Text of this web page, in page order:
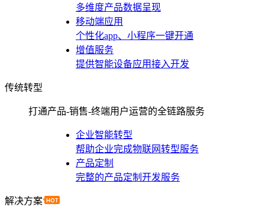
多维度产品数据呈现
移动端应用
个性化app、小程序一键开通
增值服务
提供智能设备应用接入开发
传统转型
打通产品-销售-终端用户运营的全链路服务
企业智能转型
帮助企业完成物联网转型服务
产品定制
完整的产品定制开发服务
解决方案